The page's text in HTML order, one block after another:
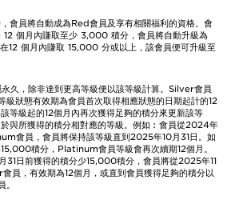
會員將自動成為Red會員及享有相關福利的資格。會
12 個月內賺取至少 3,000 積分，會員將自動升級為
12 個月內賺取 15,000 分或以上，該會員便可升級至
久，除非達到更高等級便以該等級計算。Silver會員
狀態有效期為會員首次取得相應狀態的日期起計的12
等級起的12個月內再次獲得足夠的積分來更新該等
與所獲得的積分相對應的等級。例如︰會員從2024年
會員，會員將保持該等級直到2025年10月31日。如
積分，Platinum會員等級會再次續期12個月。
31日前獲得的積分少15,000積分，會員將從2025年11
員，有效期為12個月，或直到會員獲得足夠的積分以